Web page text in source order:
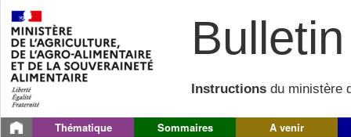
Instructions du ministère
Thématique Sommaires A venir